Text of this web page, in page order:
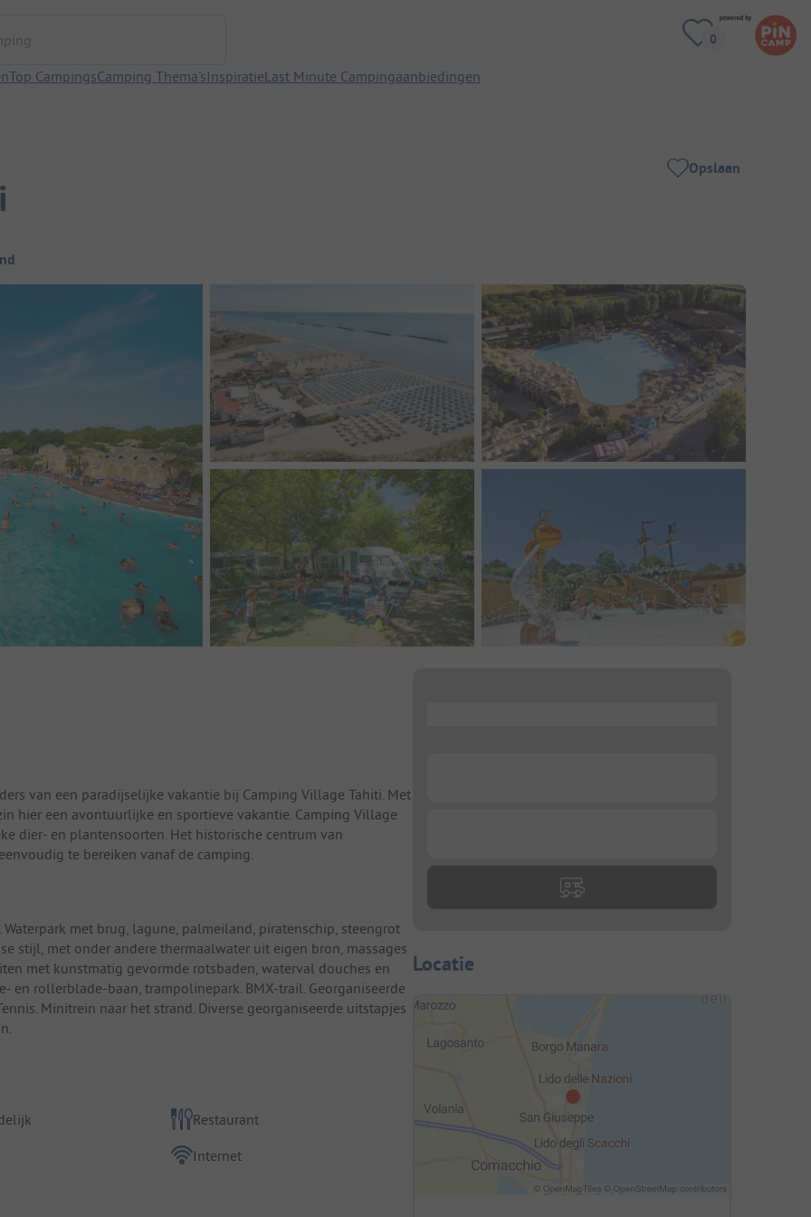
Top CampingsCamping Thema'sInspiratieLast Minute Campingaanbiedingen
Opslaan
van een paradijselijke vakantie bij Camping Village Tahiti. Met
hier een avontuurlijke en sportieve vakantie. Camping Village
dier- en plantensoorten. Het historische centrum van
te bereiken vanaf de camping.
met brug, lagune, palmeiland, piratenschip, steengrot
stijl, met onder andere thermaalwater uit eigen bron, massages
met kunstmatig gevormde rotsbaden, waterval douches en
en rollerblade-baan, trampolinepark. BMX-trail. Georganiseerde
Minitrein naar het strand. Diverse georganiseerde uitstapjes
Restaurant
Internet
Locatie